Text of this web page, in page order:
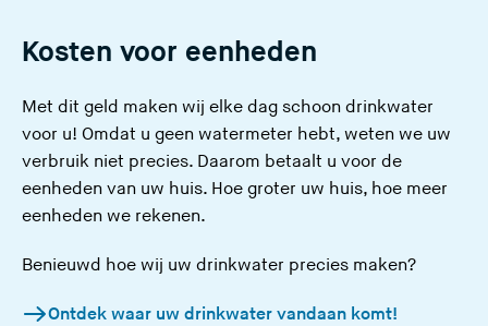
Kosten voor eenheden
Met dit geld maken wij elke dag schoon drinkwater
voor u! Omdat u geen watermeter hebt, weten we uw
verbruik niet precies. Daarom betaalt u voor de
eenheden van uw huis. Hoe groter uw huis, hoe meer
eenheden we rekenen.
Benieuwd hoe wij uw drinkwater precies maken?
Ontdek waar uw drinkwater vandaan komt!